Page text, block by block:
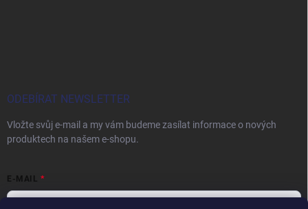
ODEBÍRAT NEWSLETTER
Vložte svůj e-mail a my vám budeme zasílat informace o nových
produktech na našem e-shopu.
E-MAIL